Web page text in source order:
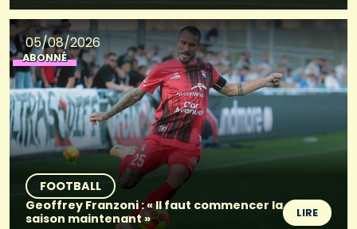
05/08/2026
ABONNÉ
FOOTBALL
Geoffrey Franzoni : « Il faut commencer la
saison maintenant »
LIRE